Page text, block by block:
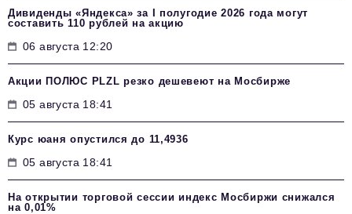
Дивиденды «Яндекса» за I полугодие 2026 года могут
составить 110 рублей на акцию
06 августа 12:20
Акции ПОЛЮС PLZL резко дешевеют на Мосбирже
05 августа 18:41
Курс юаня опустился до 11,4936
05 августа 18:41
На открытии торговой сессии индекс Мосбиржи снижался
на 0,01%